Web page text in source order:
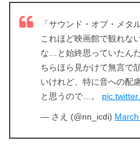
出典:
「サウンド・オブ・メタ
これほど映画館で観れな
な…と始終思っていたん
ちらほら見かけて無言で
いけれど、特に音への配
と思うので…。
— さえ (@nn_icdi)